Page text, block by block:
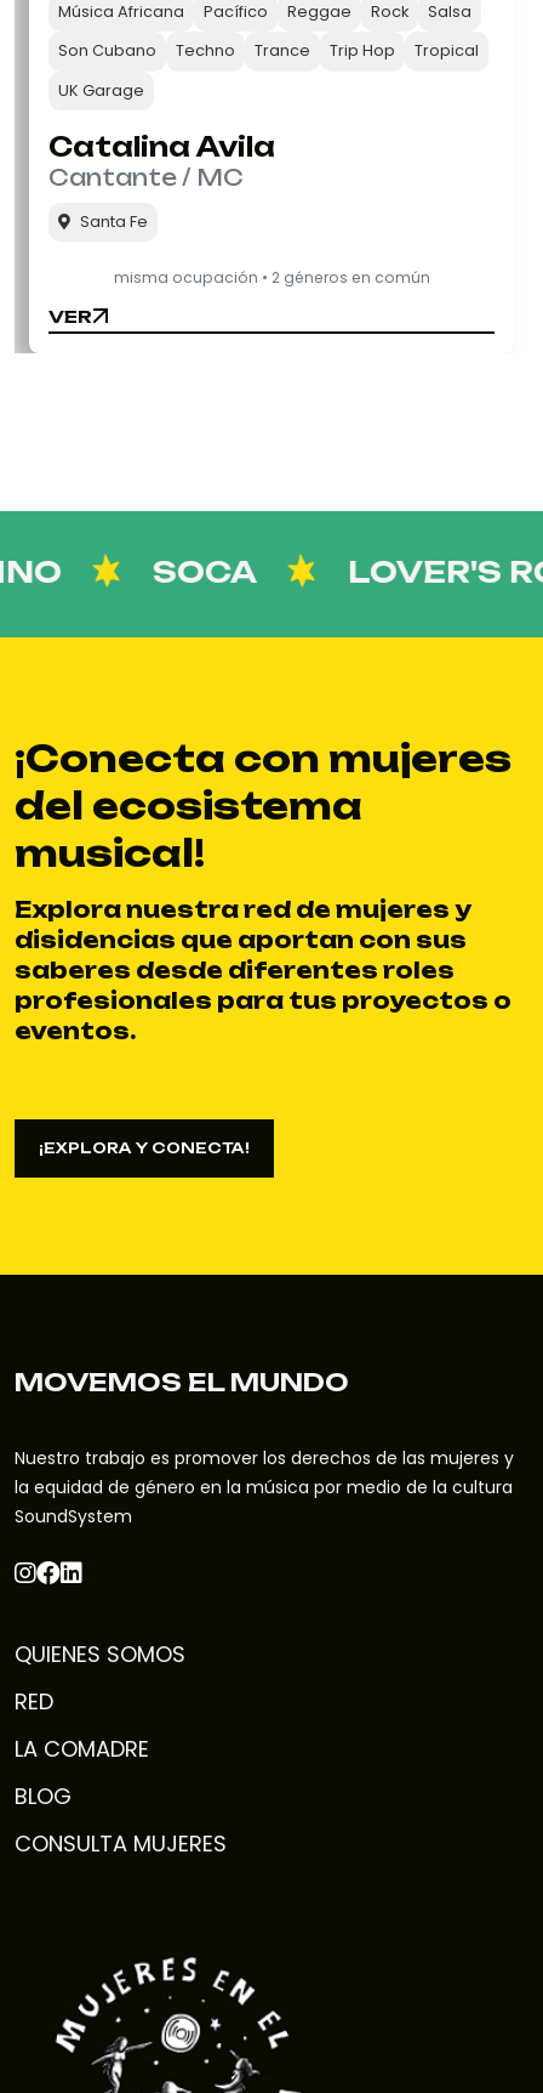
Música Africana
Pacífico Reggae Rock
Salsa
Son Cubano
Techno Trance Trip Hop
Tropical
UK Garage
Catalina Avila
Cantante / MC
Santa Fe
misma ocupación • 2 géneros en común
VER
VER
SOCA LOVER'S
¡Conecta con mujeres
del ecosistema
musical!
Explora nuestra red de mujeres y
disidencias que aportan con sus
saberes desde diferentes roles
profesionales para tus proyectos o
eventos.
¡EXPLORA Y CONECTA!
MOVEMOS EL MUNDO
Nuestro trabajo es promover los derechos de las mujeres y
la equidad de género en la música por medio de la cultura
SoundSystem
QUIENES SOMOS
RED
LA COMADRE
BLOG
CONSULTA MUJERES